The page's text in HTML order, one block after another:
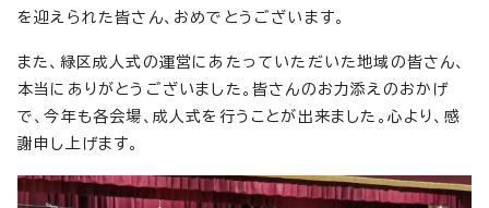
を迎えられた皆さん、おめでとうございます。
また、緑区成人式の運営にあたっていただいた地域の皆さん、
本当にありがとうございました。皆さんのお力添えのおかげ
で、今年も各会場、成人式を行うことが出来ました。心より、感
謝申し上げます。